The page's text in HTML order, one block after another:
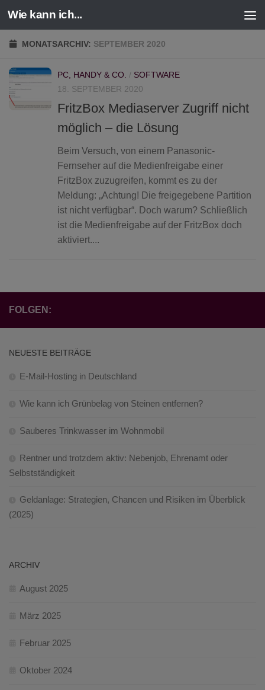
Zum Inhalt springen
Wie kann ich...
MONATSARCHIV: SEPTEMBER 2020
PC, HANDY & CO. / SOFTWARE
18. SEPTEMBER 2020
FritzBox Mediaserver Zugriff nicht
möglich – die Lösung
Beim Versuch, von einem Panasonic-
Fernseher auf die Medienfreigabe einer
FritzBox zuzugreifen, kommt es zu der
Meldung: „Achtung! Die freigegebene Partition
ist nicht verfügbar“. Doch warum? Schließlich
ist die Medienfreigabe auf der FritzBox doch
aktiviert....
FOLGEN:
NEUESTE BEITRÄGE
E-Mail-Hosting in Deutschland
Wie kann ich Grünbelag von Steinen entfernen?
Sauberes Trinkwasser im Wohnmobil
Rentner und trotzdem aktiv: Nebenjob, Ehrenamt oder
Selbstständigkeit
Geldanlage: Strategien, Chancen und Risiken im Überblick
(2025)
ARCHIV
August 2025
März 2025
Februar 2025
Oktober 2024